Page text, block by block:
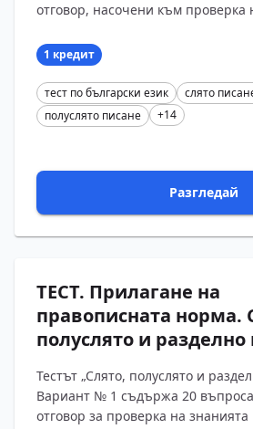
отговор, насочени към проверка
Проверяват се основ?...
1 кредит
тест по български език
слято
полуслято писане
+14
Разгледай
ТЕСТ. Прилагане на
правописната норма.
полуслято и разделно
(Вариант 1)
Тестът „Слято, полуслято и
Вариант № 1 съдържа 20
отговор за проверка на знанията